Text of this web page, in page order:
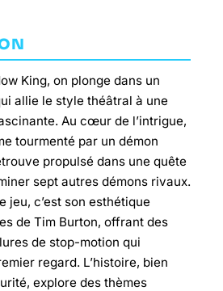
King, on plonge dans un
allie le style théâtral à une
Au cœur de l’intrigue,
tourmenté par un démon
propulsé dans une quête
sept autres démons rivaux.
jeu, c’est son esthétique
de Tim Burton, offrant des
de stop-motion qui
regard. L’histoire, bien
explore des thèmes